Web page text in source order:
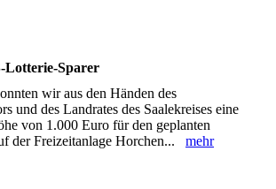
Lotterie-Sparer
wir aus den Händen des
und des Landrates des Saalekreises eine
von 1.000 Euro für den geplanten
der Freizeitanlage Horchen... mehr